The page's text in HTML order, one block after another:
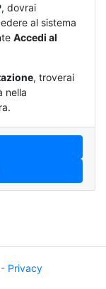
, dovrai
al sistema
Accedi al
, troverai
nella
Privacy